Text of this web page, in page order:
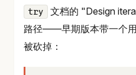
try
文档的 "Design
路径——早期版本带一个
被砍掉：